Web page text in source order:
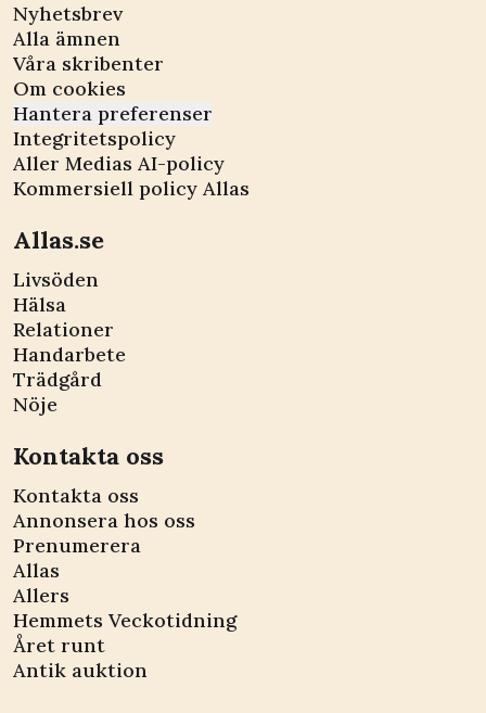
Nyhetsbrev
Alla ämnen
Våra skribenter
Om cookies
Hantera preferenser
Integritetspolicy
Aller Medias AI-policy
Kommersiell policy Allas
Allas.se
Livsöden
Hälsa
Relationer
Handarbete
Trädgård
Nöje
Kontakta oss
Kontakta oss
Annonsera hos oss
Prenumerera
Allas
Allers
Hemmets Veckotidning
Året runt
Antik auktion